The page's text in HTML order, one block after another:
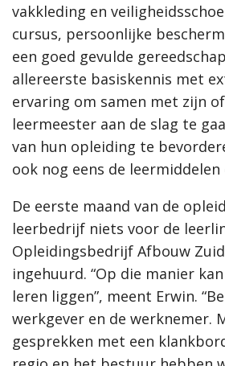
vakkleding en
cursus, persoonlijke
een goed gevulde
allereerste basiskennis met
ervaring om samen met zijn
leermeester aan de slag te
van hun opleiding te
ook nog eens de leermiddelen
De eerste maand van de
leerbedrijf niets voor de
Opleidingsbedrijf Afbouw
ingehuurd. “Op die manier
leren liggen”, meent Erwin.
werkgever en de werknemer.
gesprekken met een